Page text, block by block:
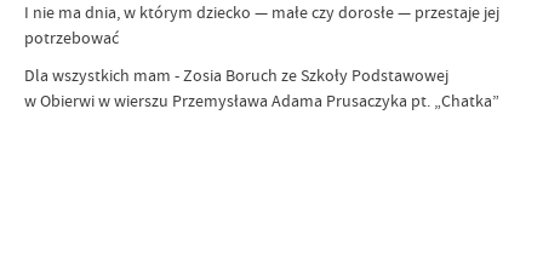
I nie ma dnia, w którym dziecko — małe czy dorosłe — przestaje jej
potrzebować
Dla wszystkich mam - Zosia Boruch ze Szkoły Podstawowej
w Obierwi w wierszu Przemysława Adama Prusaczyka pt. „Chatka”